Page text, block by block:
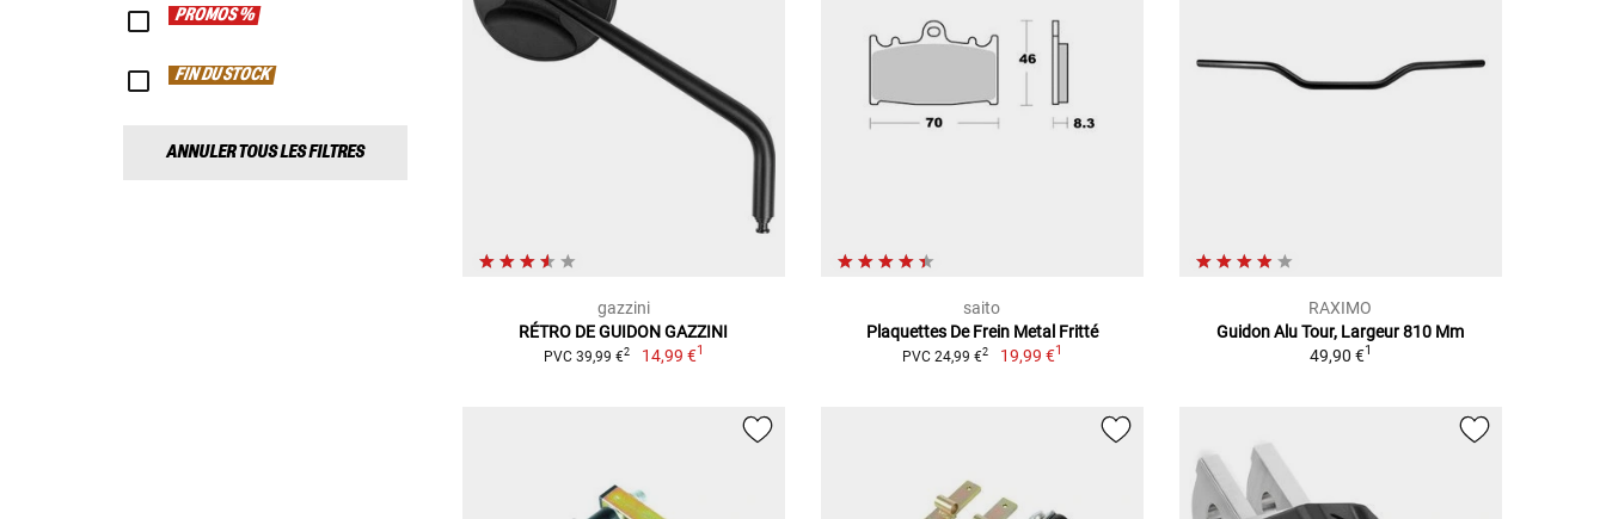
PROMOS %
FIN DU STOCK
ANNULER TOUS LES FILTRES
gazzini
RÉTRO DE GUIDON GAZZINI
PVC 39,99 €2 14,99 €1
saito
Plaquettes De Frein Metal Fritté
PVC 24,99 €2 19,99 €1
RAXIMO
Guidon Alu Tour, Largeur 810 Mm
49,90 €1